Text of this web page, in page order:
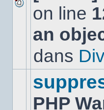
Aucun
nouveau
message
non-
dans
on line
an
dans
PHP